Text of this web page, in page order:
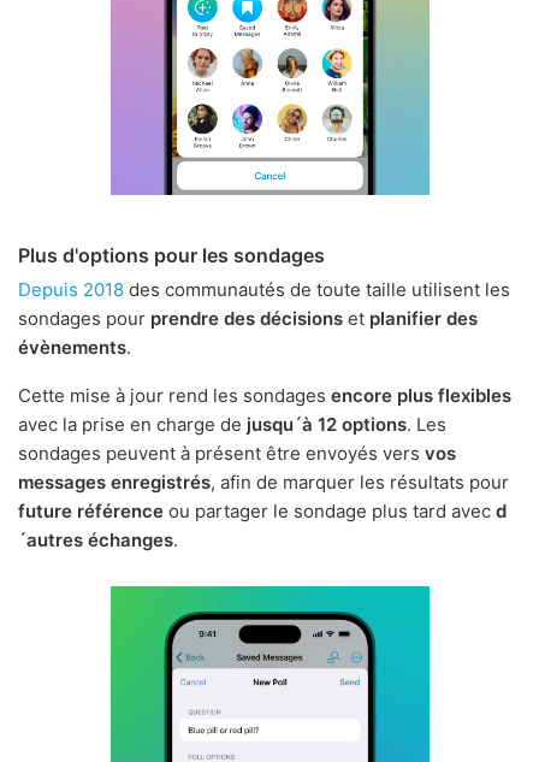
Plus d'options pour les sondages
Depuis 2018 des communautés de toute taille utilisent les
sondages pour prendre des décisions et planifier des
évènements.
Cette mise à jour rend les sondages encore plus flexibles
avec la prise en charge de jusqu´à 12 options. Les
sondages peuvent à présent être envoyés vers vos
messages enregistrés, afin de marquer les résultats pour
future référence ou partager le sondage plus tard avec d
´autres échanges.